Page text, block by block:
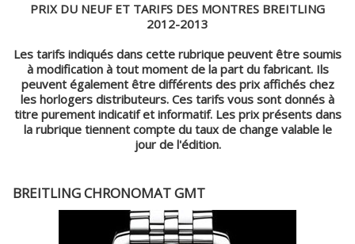
PRIX DU NEUF ET TARIFS DES MONTRES BREITLING
2012-2013
Les tarifs indiqués dans cette rubrique peuvent être soumis
à modification à tout moment de la part du fabricant. Ils
peuvent également être différents des prix affichés chez
les horlogers distributeurs. Ces tarifs vous sont donnés à
titre purement indicatif et informatif. Les prix présents dans
la rubrique tiennent compte du taux de change valable le
jour de l'édition.
BREITLING CHRONOMAT GMT